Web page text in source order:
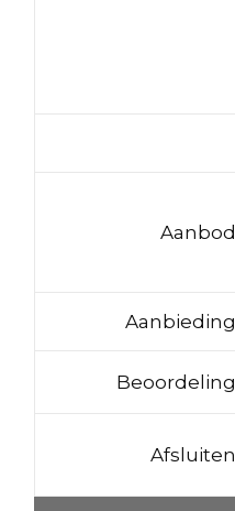
Aanbod
Aanbieding
Beoordeling
Afsluiten